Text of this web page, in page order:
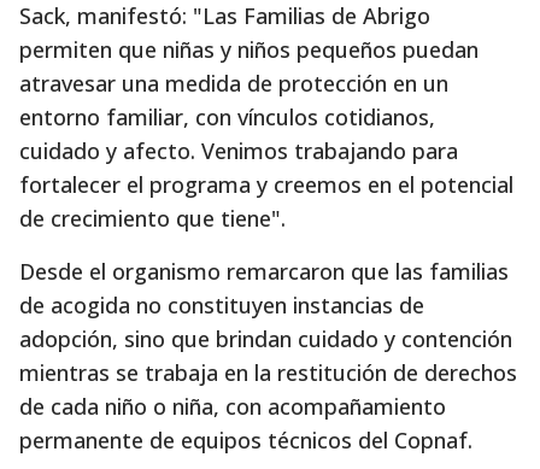
Sack, manifestó: "Las Familias de Abrigo
permiten que niñas y niños pequeños puedan
atravesar una medida de protección en un
entorno familiar, con vínculos cotidianos,
cuidado y afecto. Venimos trabajando para
fortalecer el programa y creemos en el potencial
de crecimiento que tiene".
Desde el organismo remarcaron que las familias
de acogida no constituyen instancias de
adopción, sino que brindan cuidado y contención
mientras se trabaja en la restitución de derechos
de cada niño o niña, con acompañamiento
permanente de equipos técnicos del Copnaf.